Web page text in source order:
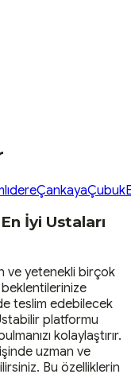
ÇankayaÇubuk
İyi Ustaları
ve yetenekli birçok
teslim edebilecek
platformu
kolaylaştırır.
uzman ve
Bu özelliklerin